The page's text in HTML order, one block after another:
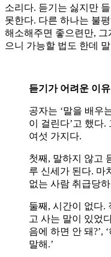
소리다. 듣기는 싫지만
못한다. 다른 하나는 불
해소해주면 좋으련만,
으니 가능할 법도 한데
듣기가 어려운 이유
공자는 ‘말을 배우
이 걸린다’고 했다
여섯 가지다.
첫째, 말하지 않고
루 신세가 된다. 마
없는 사람 취급당
둘째, 시간이 없다.
고 사는 말이 있었
음에 하면 안 돼?’,
말해.’